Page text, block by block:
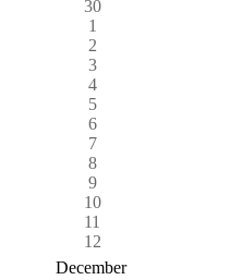
30
1
2
3
4
5
6
7
8
9
10
11
12
December